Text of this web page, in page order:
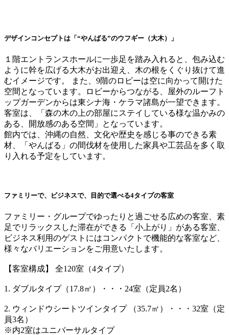
デザインコンセプトは「“やんばる”のウフギー（大木）」
１階エントランスホールに一歩足を踏み入れると、包み込む
ように幹を広げる大木がお出迎え、木の根をくぐり抜けて進
むイメージです。 また、9階のロビーは空に向かって開けた
空間となっています。ロビーからつながる、屋外のルーフト
ップガーデンからは東シナ海・ケラマ諸島が一望できます。
客室は、「森の木の上の部屋にステイしている様な温かみの
ある、開放感のある空間」となっています。
館内では、沖縄の自然、文化や歴史を感じる事のできる素
材、「やんばる」の間伐材を使用した家具や工芸品を多く取
り入れる予定をしています。
ファミリーで、ビジネスで、目的で選べる4タイプの客室
ファミリー・グループでゆったりと過ごせる広めの客室、素
足でリラックスした滞在ができる「小上がり」がある客室、
ビジネス利用のゲストにはコンパクトで機能的な客室など、
様々なバリエーションをご用意いたします。
【客室構成】 全120室（4タイプ）
1. ダブルタイプ（17.8㎡）・・・24室（定員2名）
2. ウィンドウシートツインタイプ （35.7㎡）・・・32室（定
員3名）
※内2室はユニバーサルタイプ